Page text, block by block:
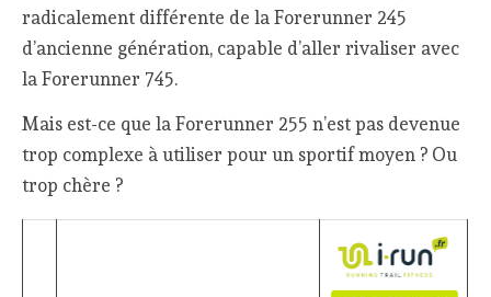
radicalement différente de la Forerunner 245
d’ancienne génération, capable d’aller rivaliser avec
la Forerunner 745.
Mais est-ce que la Forerunner 255 n’est pas devenue
trop complexe à utiliser pour un sportif moyen ? Ou
trop chère ?